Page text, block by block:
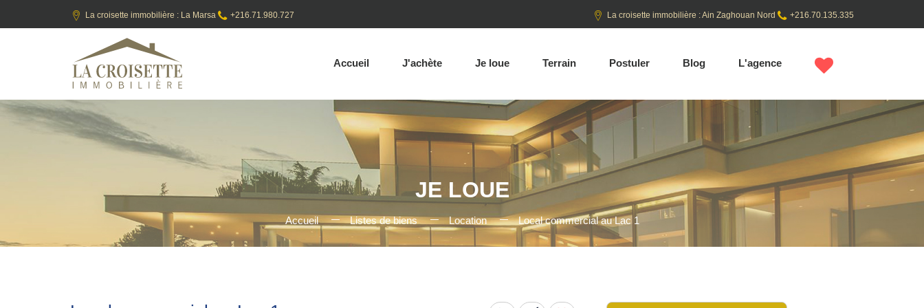
La croisette immobilière : La Marsa +216.71.980.727 La croisette immobilière : Ain Zaghouan Nord +216.70.135.335
Accueil J'achète Je loue Terrain Postuler Blog L'agence
JE LOUE
Accueil Listes de biens Location Local commercial au Lac 1